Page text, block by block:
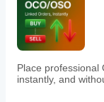
Place professional
instantly, and